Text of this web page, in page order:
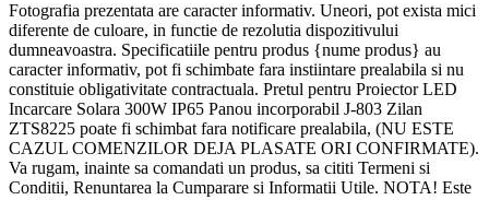
Fotografia prezentata are caracter informativ. Uneori, pot exista mici
diferente de culoare, in functie de rezolutia dispozitivului
dumneavoastra. Specificatiile pentru produs {nume produs} au
caracter informativ, pot fi schimbate fara instiintare prealabila si nu
constituie obligativitate contractuala. Pretul pentru Proiector LED
Incarcare Solara 300W IP65 Panou incorporabil J-803 Zilan
ZTS8225 poate fi schimbat fara notificare prealabila, (NU ESTE
CAZUL COMENZILOR DEJA PLASATE ORI CONFIRMATE).
Va rugam, inainte sa comandati un produs, sa cititi Termeni si
Conditii, Renuntarea la Cumparare si Informatii Utile. NOTA! Este